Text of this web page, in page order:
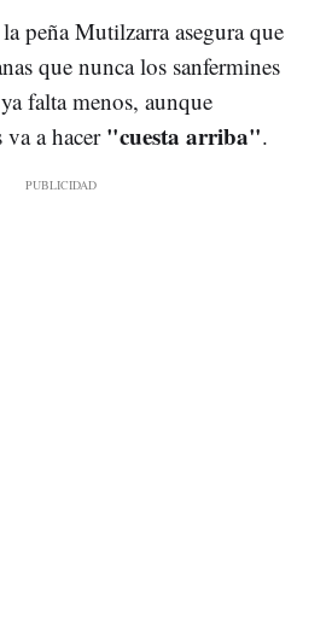
peña Mutilzarra asegura que
que nunca los sanfermines
falta menos, aunque
va a hacer"cuesta arriba".